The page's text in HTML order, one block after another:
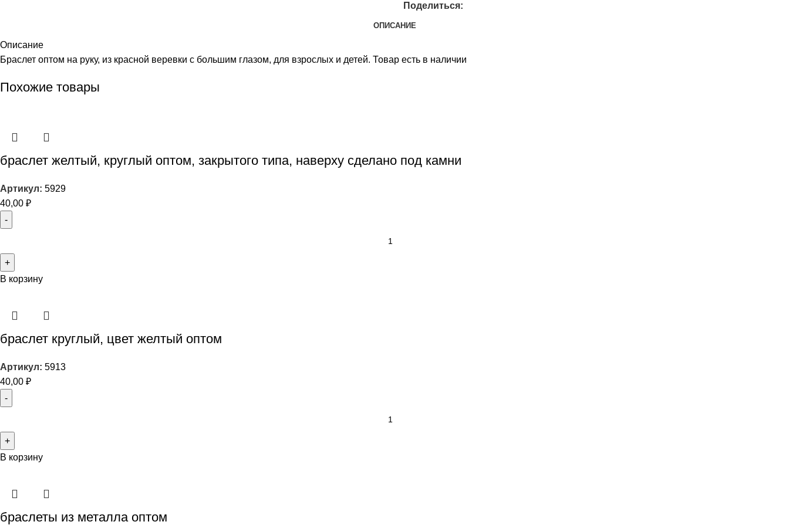
Поделиться:
ОПИСАНИЕ
Описание
Браслет оптом на руку, из красной веревки с большим глазом, для взрослых и детей. Товар есть в наличии
Похожие товары
браслет желтый, круглый оптом, закрытого типа, наверху сделано под камни
Артикул: 5929
40,00 ₽
В корзину
браслет круглый, цвет желтый оптом
Артикул: 5913
40,00 ₽
В корзину
браслеты из металла оптом